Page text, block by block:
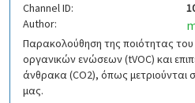
Channel ID:
Author:
Παρακολούθηση της ποιότητας
οργανικών ενώσεων (tVOC) και
άνθρακα (CO2), όπως μετριούνται
μας.